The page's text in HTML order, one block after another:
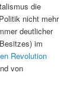
die
nicht mehr
deutlicher
im
Revolution
von